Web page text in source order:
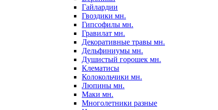
Гайлардии
Гвоздики мн.
Гипсофилы мн.
Гравилат мн.
Декоративные травы мн.
Дельфиниумы мн.
Душистый горошек мн.
Клематисы
Колокольчики мн.
Люпины мн.
Маки мн.
Многолетники разные